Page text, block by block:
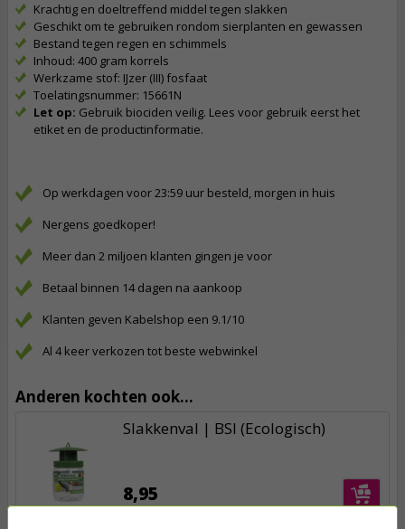
Krachtig en doeltreffend middel tegen slakken
Geschikt om te gebruiken rondom sierplanten en gewassen
Bestand tegen regen en schimmels
Inhoud: 400 gram korrels
Werkzame stof: IJzer (III) fosfaat
Toelatingsnummer: 15661N
Let op: Gebruik biociden veilig. Lees voor gebruik eerst het
etiket en de productinformatie.
Op werkdagen voor 23:59 uur besteld, morgen in huis
Nergens goedkoper!
Meer dan 2 miljoen klanten gingen je voor
Betaal binnen 14 dagen na aankoop
Klanten geven Kabelshop een 9.1/10
Al 4 keer verkozen tot beste webwinkel
Anderen kochten ook...
Slakkenval | BSI (Ecologisch)
8,95